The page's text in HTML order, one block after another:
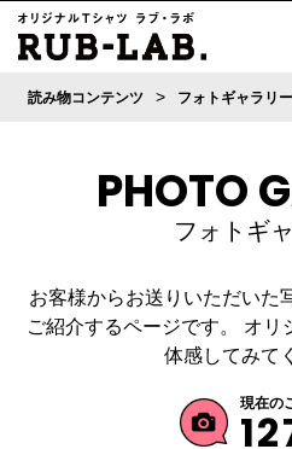
読み物コンテンツ > フォトギャラリー
PHOTO
フォトギ
お客様からお送りいただいた
ご紹介するページです。
オリ
体感してみて
現在の